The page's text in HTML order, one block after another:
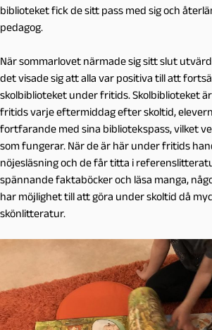
biblioteket fick de sitt pass med sig och
pedagog.
När sommarlovet närmade sig sitt slut
det visade sig att alla var positiva till att
skolbiblioteket under fritids. Skolbiblioteket
fritids varje eftermiddag efter skoltid,
fortfarande med sina bibliotekspass, vilket
som fungerar. När de är här under fritids
nöjesläsning och de får titta i
spännande faktaböcker och läsa manga,
har möjlighet till att göra under skoltid då
skönlitteratur.